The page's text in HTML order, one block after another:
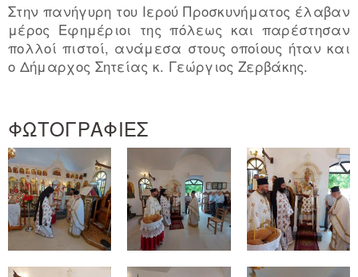
Στην πανήγυρη του Ιερού Προσκυνήματος έλαβαν
μέρος Εφημέριοι της πόλεως και παρέστησαν
πολλοί πιστοί, ανάμεσα στους οποίους ήταν και
ο Δήμαρχος Σητείας κ. Γεώργιος Ζερβάκης.
ΦΩΤΟΓΡΑΦΙΕΣ